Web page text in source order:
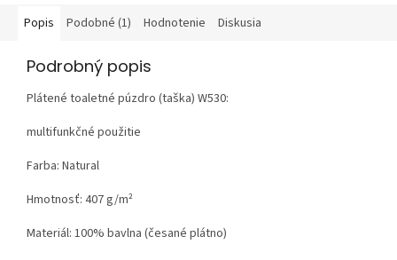
Popis Podobné (1) Hodnotenie Diskusia
Podrobný popis
Plátené toaletné púzdro (taška) W530:
multifunkčné použitie
Farba: Natural
Hmotnosť: 407 g/m²
Materiál: 100% bavlna (česané plátno)